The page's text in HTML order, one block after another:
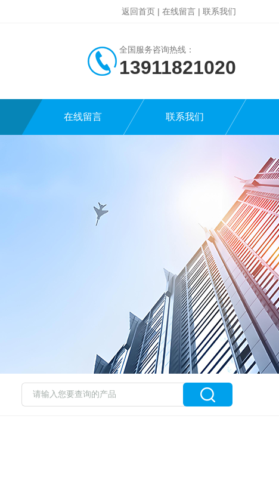
返回首页 | 在线留言 | 联系我们
全国服务咨询热线：
13911821020
在线留言 联系我们